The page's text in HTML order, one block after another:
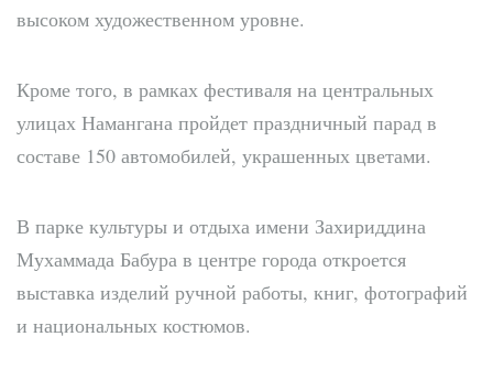
высоком художественном уровне.
Кроме того, в рамках фестиваля на центральных
улицах Намангана пройдет праздничный парад в
составе 150 автомобилей, украшенных цветами.
В парке культуры и отдыха имени Захириддина
Мухаммада Бабура в центре города откроется
выставка изделий ручной работы, книг, фотографий
и национальных костюмов.